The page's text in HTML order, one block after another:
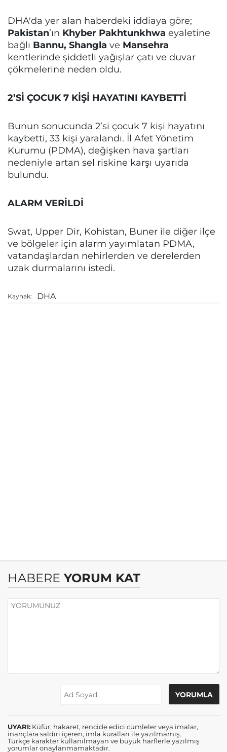
DHA'da yer alan haberdeki iddiaya göre;
Pakistan’ın Khyber Pakhtunkhwa eyaletine
bağlı Bannu, Shangla ve Mansehra
kentlerinde şiddetli yağışlar çatı ve duvar
çökmelerine neden oldu.
2’Sİ ÇOCUK 7 KİŞİ HAYATINI KAYBETTİ
Bunun sonucunda 2’si çocuk 7 kişi hayatını
kaybetti, 33 kişi yaralandı. İl Afet Yönetim
Kurumu (PDMA), değişken hava şartları
nedeniyle artan sel riskine karşı uyarıda
bulundu.
ALARM VERİLDİ
Swat, Upper Dir, Kohistan, Buner ile diğer ilçe
ve bölgeler için alarm yayımlatan PDMA,
vatandaşlardan nehirlerden ve derelerden
uzak durmalarını istedi.
Kaynak: DHA
HABERE YORUM KAT
UYARI: Küfür, hakaret, rencide edici cümleler veya imalar,
inançlara saldırı içeren, imla kuralları ile yazılmamış,
Türkçe karakter kullanılmayan ve büyük harflerle yazılmış
yorumlar onaylanmamaktadır.